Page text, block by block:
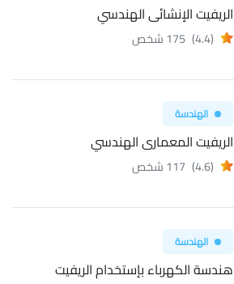
الريفيت الإنشائى الهندسي
(4.4) 175 شخص
الهندسة
الريفيت المعمارى الهندسي
(4.6) 117 شخص
الهندسة
هندسة الكهرباء بإستخدام الريفيت